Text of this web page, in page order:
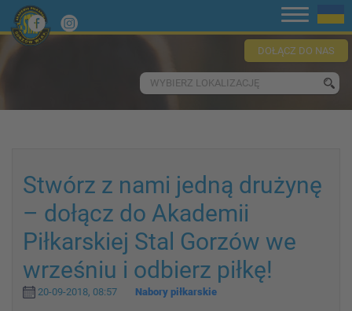
DOŁĄCZ DO NAS
WYBIERZ LOKALIZACJĘ
Stwórz z nami jedną drużynę
– dołącz do Akademii
Piłkarskiej Stal Gorzów we
wrześniu i odbierz piłkę!
20-09-2018, 08:57 Nabory piłkarskie